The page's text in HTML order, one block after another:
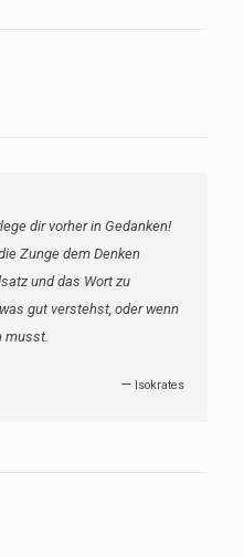
dir vorher in Gedanken!
Zunge dem Denken
und das Wort zu
gut verstehst, oder wenn
musst.
— Isokrates